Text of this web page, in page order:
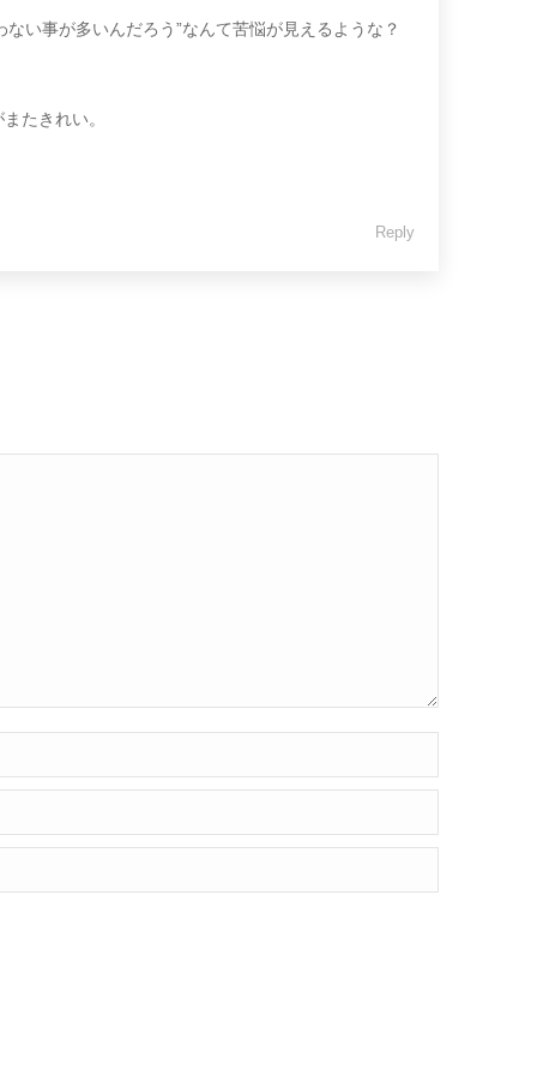
い事が多いんだろう”なんて苦悩が見えるような？
たきれい。
Reply